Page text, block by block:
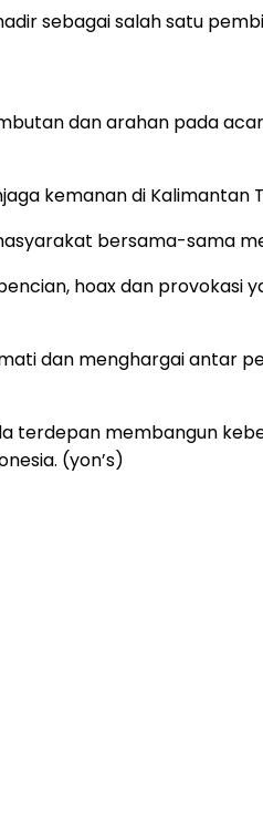
sebagai salah satu
dan arahan pada
kemanan di Kalimantan
bersama-sama
hoax dan
dan menghargai antar
terdepan membangun
(yon’s)